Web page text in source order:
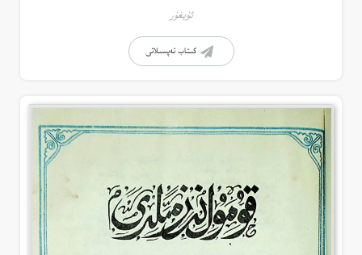
ئۇيغۇر
كىتاب تەپسىلاتى